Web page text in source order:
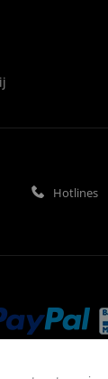
Hotlines